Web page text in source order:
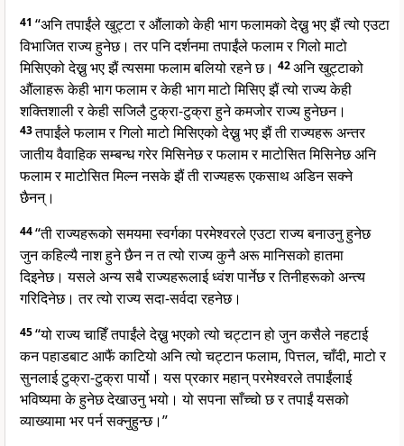
41 “अनि तपाईंले खुट्टा र औंलाको केही भाग फलामको देख्नु भए झैं त्यो एउटा
विभाजित राज्य हुनेछ। तर पनि दर्शनमा तपाईंले फलाम र गिलो माटो
मिसिएको देख्नु भए झैं त्यसमा फलाम बलियो रहने छ। 42अनि खुट्टाको
औंलाहरू केही भाग फलाम र केही भाग माटो मिसिए झैं त्यो राज्य केही
शक्तिशाली र केही सजिलै टुक्रा-टुक्रा हुने कमजोर राज्य हुनेछन।
43तपाईंले फलाम र गिलो माटो मिसिएको देख्नु भए झैं ती राज्यहरू अन्तर
जातीय वैवाहिक सम्बन्ध गरेर मिसिनेछ र फलाम र माटोसित मिसिनेछ अनि
फलाम र माटोसित मिल्न नसके झैं ती राज्यहरू एकसाथ अडिन सक्ने
छैनन्।
44“ती राज्यहरूको समयमा स्वर्गका परमेश्वरले एउटा राज्य बनाउनु हुनेछ
जुन कहिल्यै नाश हुने छैन न त त्यो राज्य कुनै अरू मानिसको हातमा
दिइनेछ। यसले अन्य सबै राज्यहरूलाई ध्वंश पार्नेछ र तिनीहरूको अन्त्य
गरिदिनेछ। तर त्यो राज्य सदा-सर्वदा रहनेछ।
45“यो राज्य चाहिँ तपाईंले देख्नु भएको त्यो चट्टान हो जुन कसैले नहटाई
कन पहाडबाट आफैं काटियो अनि त्यो चट्टान फलाम, पित्तल, चाँदी, माटो र
सुनलाई टुक्रा-टुक्रा पार्यो। यस प्रकार महान् परमेश्वरले तपाईंलाई
भविष्यमा के हुनेछ देखाउनु भयो। यो सपना साँच्चो छ र तपाईं यसको
व्याख्यामा भर पर्न सक्नुहुन्छ।”